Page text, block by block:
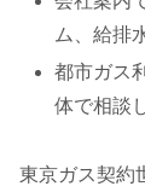
ム、給排
都市ガス
体で相談
東京ガス契約